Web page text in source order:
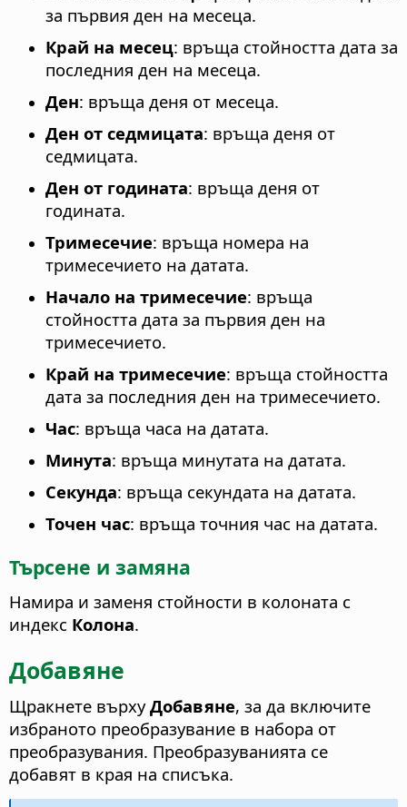
за първия ден на месеца.
Край на месец: връща стойността дата за
последния ден на месеца.
Ден: връща деня от месеца.
Ден от седмицата: връща деня от
седмицата.
Ден от годината: връща деня от
годината.
Тримесечие: връща номера на
тримесечието на датата.
Начало на тримесечие: връща
стойността дата за първия ден на
тримесечието.
Край на тримесечие: връща стойността
дата за последния ден на тримесечието.
Час: връща часа на датата.
Минута: връща минутата на датата.
Секунда: връща секундата на датата.
Точен час: връща точния час на датата.
Търсене и замяна
Намира и заменя стойности в колоната с
индекс Колона.
Добавяне
Щракнете върхуДобавяне, за да включите
избраното преобразувание в набора от
преобразувания. Преобразуванията се
добавят в края на списъка.